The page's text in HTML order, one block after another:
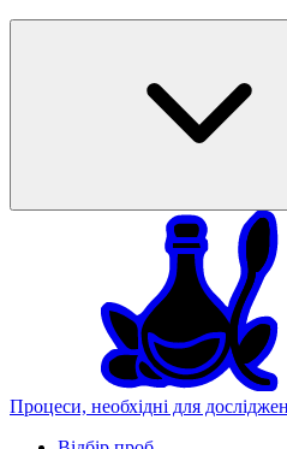
Процеси, необхідні для